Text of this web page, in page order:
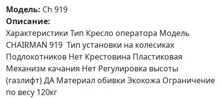
Модель: Ch 919
Описание:
Характеристики Тип Кресло оператора Модель
CHAIRMAN 919 Тип установки на колесиках
Подлокотников Нет Крестовина Пластиковая
Механизм качания Нет Регулировка высоты
(газлифт) ДА Материал обивки Экокожа Ограничение
по весу 120кг